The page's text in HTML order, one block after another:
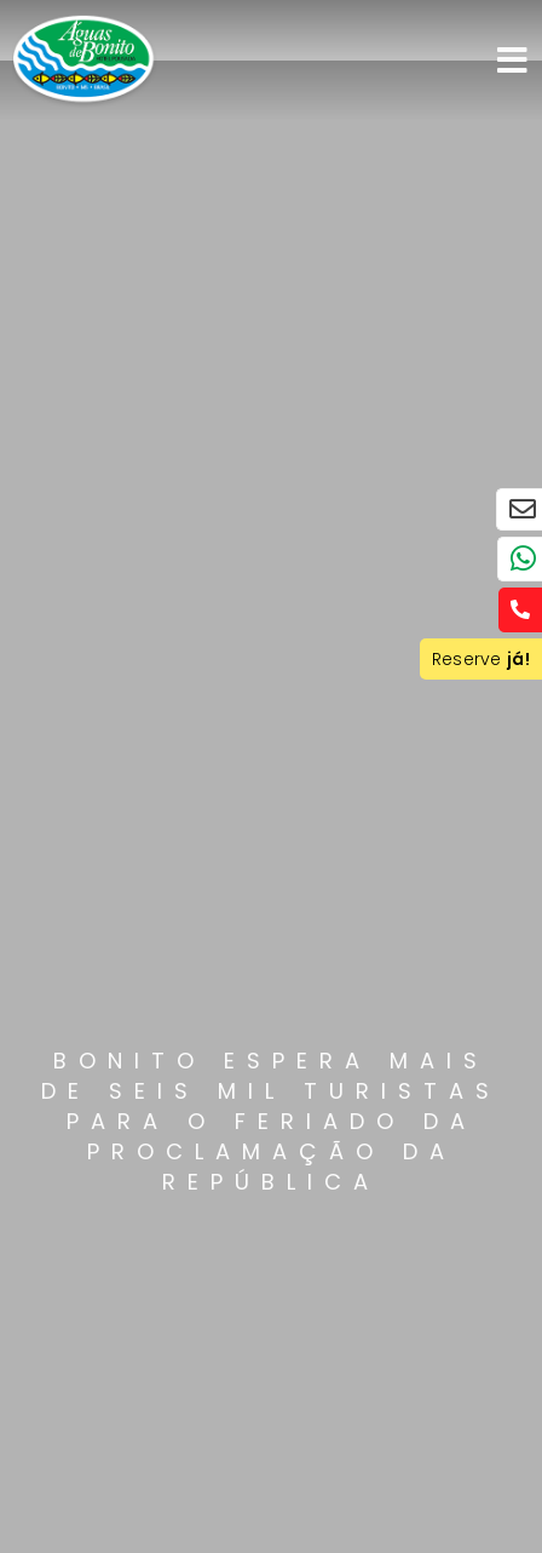
BONITO ESPERA MAIS
DE SEIS MIL TURISTAS
PARA O FERIADO DA
PROCLAMAÇÃO DA
REPÚBLICA
Reserve já!